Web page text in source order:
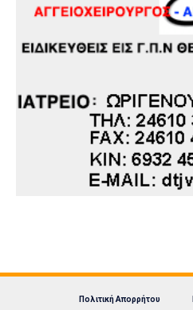
Πολιτική Απορρήτου